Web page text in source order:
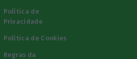
Política de
Privacidade
Política de Cookies
Regras da